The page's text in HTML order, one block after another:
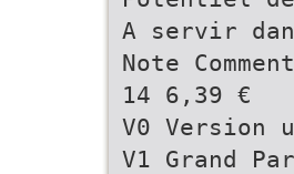
A servir
Note
14 6,39 €
V0 Version
V1 Grand